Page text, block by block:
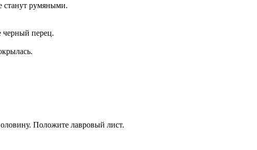
станут румяными.
черный перец.
Положите лавровый лист.